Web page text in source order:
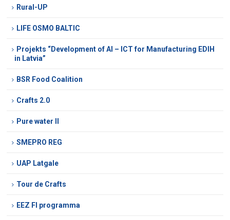
Rural-UP
LIFE OSMO BALTIC
Projekts “Development of AI – ICT for Manufacturing EDIH
in Latvia”
BSR Food Coalition
Crafts 2.0
Pure water II
SMEPRO REG
UAP Latgale
Tour de Crafts
EEZ FI programma